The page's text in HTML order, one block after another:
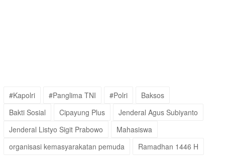
#Kapolri #Panglima TNI #Polri
Baksos
Bakti Sosial
Cipayung Plus
Jenderal Agus Subiyanto
Jenderal Listyo Sigit Prabowo
Mahasiswa
organisasi kemasyarakatan pemuda
Ramadhan 1446 H